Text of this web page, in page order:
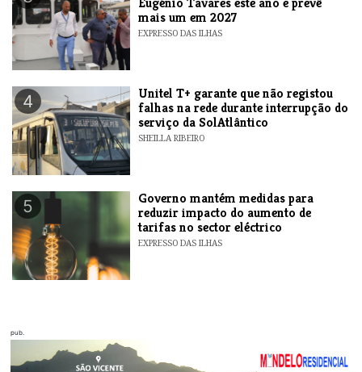
mais um em 2027
EXPRESSO DAS ILHAS
4
Unitel T+ garante que não registou
falhas na rede durante interrupção do
serviço da SolAtlântico
SHEILLA RIBEIRO
5
Governo mantém medidas para
reduzir impacto do aumento de
tarifas no sector eléctrico
EXPRESSO DAS ILHAS
pub.